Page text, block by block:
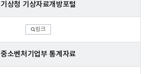
기상청 기상자료개방포털
링크
중소벤처기업부 통계자료